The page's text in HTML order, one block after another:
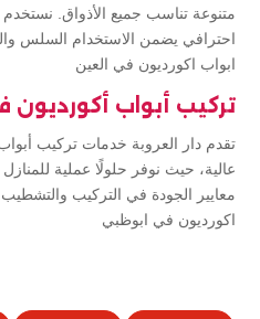
متنوعة تناسب جميع الأذواق. نستخدم
احترافي يضمن الاستخدام السلس
ابواب اكورديون في العين
تركيب أبواب
تقدم دار العروبة خدمات تركيب
عالية، حيث نوفر حلولًا عملية
معايير الجودة في التركيب
اكورديون في ابوظبي